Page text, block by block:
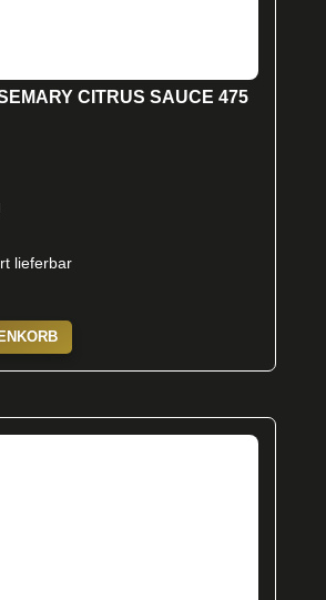
CITRUS SAUCE 475
lieferbar